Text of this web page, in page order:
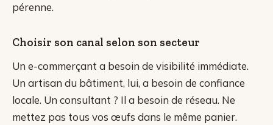
pérenne.
Choisir son canal selon son secteur
Un e-commerçant a besoin de visibilité immédiate.
Un artisan du bâtiment, lui, a besoin de confiance
locale. Un consultant ? Il a besoin de réseau. Ne
mettez pas tous vos œufs dans le même panier.